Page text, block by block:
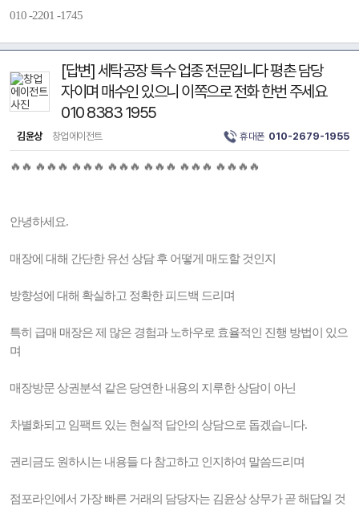
010 -2201 -1745
[답변] 세탁공장 특수 업종 전문입니다 평촌 담당
자이며 매수인 있으니 이쪽으로 전화 한번 주세요
010 8383 1955
김윤상 창업에이전트 휴대폰 010-2679-1955
🔥🔥 🔥🔥🔥 🔥🔥🔥 🔥🔥🔥 🔥🔥🔥 🔥🔥🔥 🔥🔥🔥🔥
안녕하세요.
매장에 대해 간단한 유선 상담 후 어떻게 매도할 것인지
방향성에 대해 확실하고 정확한 피드백 드리며
특히 급매 매장은 제 많은 경험과 노하우로 효율적인 진행 방법이 있으
며
매장방문 상권분석 같은 당연한 내용의 지루한 상담이 아닌
차별화되고 임팩트 있는 현실적 답안의 상담으로 돕겠습니다.
권리금도 원하시는 내용들 다 참고하고 인지하여 말씀드리며
점포라인에서 가장 빠른 거래의 담당자는 김윤상 상무가 곧 해답일 것